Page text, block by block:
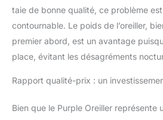
%
mousse
d'oreiller
100 %
taie de bonne qualité, ce problème
contournable. Le poids de l’oreiller,
premier abord, est un avantage
place, évitant les désagréments
Rapport qualité-prix : un
Bien que le Purple Oreiller représente